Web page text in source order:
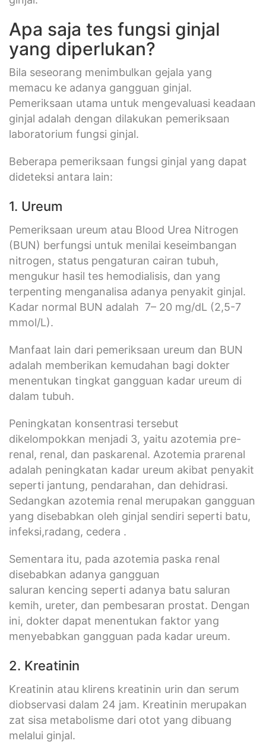
Apa saja tes fungsi ginjal
yang diperlukan?
Bila seseorang menimbulkan gejala yang
memacu ke adanya gangguan ginjal.
Pemeriksaan utama untuk mengevaluasi keadaan
ginjal adalah dengan dilakukan pemeriksaan
laboratorium fungsi ginjal.
Beberapa pemeriksaan fungsi ginjal yang dapat
dideteksi antara lain:
1. Ureum
Pemeriksaan ureum atau Blood Urea Nitrogen
(BUN) berfungsi untuk menilai keseimbangan
nitrogen, status pengaturan cairan tubuh,
mengukur hasil tes hemodialisis, dan yang
terpenting menganalisa adanya penyakit ginjal.
Kadar normal BUN adalah 7– 20 mg/dL (2,5-7
mmol/L).
Manfaat lain dari pemeriksaan ureum dan BUN
adalah memberikan kemudahan bagi dokter
menentukan tingkat gangguan kadar ureum di
dalam tubuh.
Peningkatan konsentrasi tersebut
dikelompokkan menjadi 3, yaitu azotemia pre-
renal, renal, dan paskarenal. Azotemia prarenal
adalah peningkatan kadar ureum akibat penyakit
seperti jantung, pendarahan, dan dehidrasi.
Sedangkan azotemia renal merupakan gangguan
yang disebabkan oleh ginjal sendiri seperti batu,
infeksi,radang, cedera .
Sementara itu, pada azotemia paska renal
disebabkan adanya gangguan
saluran kencing seperti adanya batu saluran
kemih, ureter, dan pembesaran prostat. Dengan
ini, dokter dapat menentukan faktor yang
menyebabkan gangguan pada kadar ureum.
2. Kreatinin
Kreatinin atau klirens kreatinin urin dan serum
diobservasi dalam 24 jam. Kreatinin merupakan
zat sisa metabolisme dari otot yang dibuang
melalui ginjal.